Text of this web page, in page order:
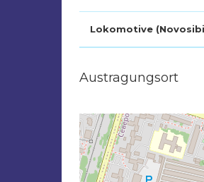
Lokomotive
Austragungsort